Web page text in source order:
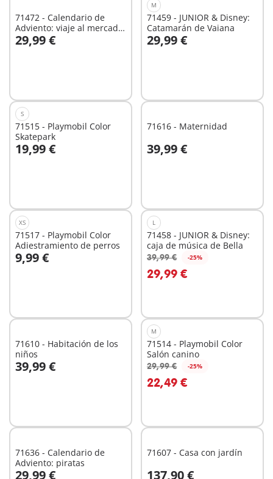
71472 - Calendario de
Adviento: viaje al mercado
navideño
29,99 €
A la cesta
M
71459 - JUNIOR & Disney:
Catamarán de Vaiana
29,99 €
A la cesta
S
71515 - Playmobil Color
Skatepark
19,99 €
A la cesta
71616 - Maternidad
39,99 €
A la cesta
XS
71517 - Playmobil Color
Adiestramiento de perros
9,99 €
A la cesta
L
71458 - JUNIOR & Disney:
caja de música de Bella
39,99 € -25%
29,99 €
A la cesta
71610 - Habitación de los
niños
39,99 €
A la cesta
M
71514 - Playmobil Color
Salón canino
29,99 € -25%
22,49 €
A la cesta
71636 - Calendario de
Adviento: piratas
29,99 €
71607 - Casa con jardín
137,90 €